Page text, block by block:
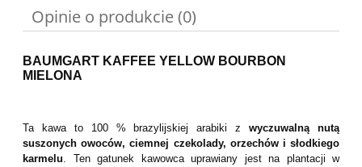
Opinie o produkcie (0)
BAUMGART KAFFEE YELLOW BOURBON
MIELONA
Ta kawa to 100 % brazylijskiej arabiki zwyczuwalną nutą
suszonych owoców, ciemnej czekolady, orzechów i słodkiego
karmelu. Ten gatunek kawowca uprawiany jest na plantacji w